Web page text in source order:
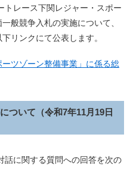
レース下関レジャー・スポー
般競争入札の実施について、
リンクにて公表します。
ーツゾーン整備事業」に係る総
ついて（令和7年11月19日
に関する質問への回答を次の